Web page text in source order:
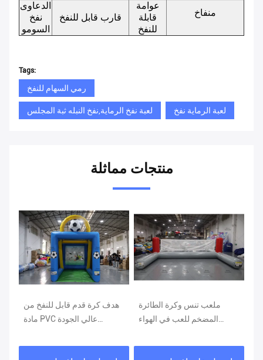
الدعاوى
نفخ
السومو
قارب قابل للنفخ
عوامة
قابلة
للنفخ
منفاخ
Tags:
رمي السهام للنفخ
لعبة نفخ الرماية,نفخ النبله ثبة المجلس لعبة الرماية نفخ
منتجات مماثلة
هدف كرة قدم قابل للنفخ من
مادة PVC عالي الجودة
تنافسي، سهل التركيب
ملعب تنس وكرة الطائرة
المضخم للعب في الهواء